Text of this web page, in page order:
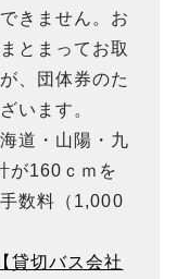
きません。お
とまってお取
、団体券のた
います。
道・山陽・九
が160ｃｍを
数料（1,000
【貸切バス会社